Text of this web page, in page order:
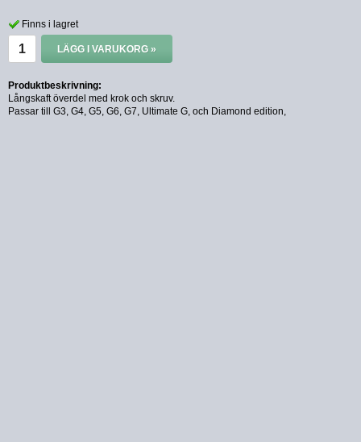
Finns i lagret
LÄGG I VARUKORG »
Produktbeskrivning:
Långskaft överdel med krok och skruv.
Passar till G3, G4, G5, G6, G7, Ultimate G, och Diamond edition,